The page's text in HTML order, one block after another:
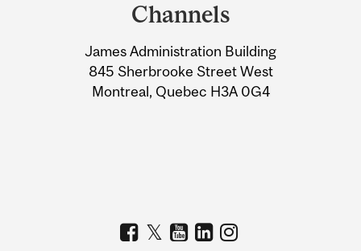
Information
Channels
James Administration Building
845 Sherbrooke Street West
Montreal, Quebec H3A 0G4